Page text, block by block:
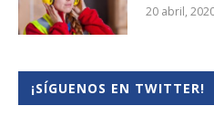
20 abril,
¡SÍGUENOS EN TWITTER!